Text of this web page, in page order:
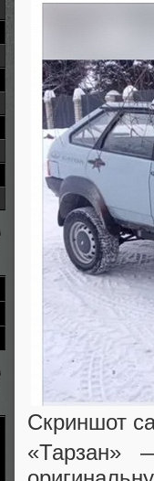
Скриншот
«Тарзан»